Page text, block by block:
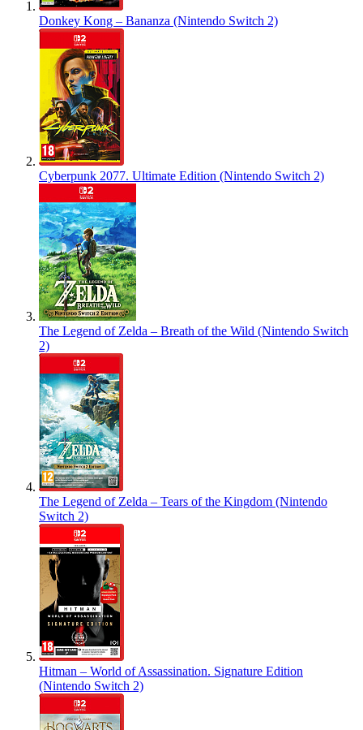
Donkey Kong – Bananza (Nintendo Switch 2)
Cyberpunk 2077. Ultimate Edition (Nintendo Switch 2)
The Legend of Zelda – Breath of the Wild (Nintendo Switch
2)
The Legend of Zelda – Tears of the Kingdom (Nintendo
Switch 2)
Hitman – World of Assassination. Signature Edition
(Nintendo Switch 2)